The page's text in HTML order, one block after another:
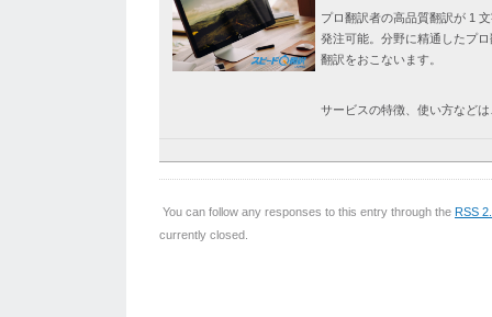
プロ翻訳者の高品質翻訳が 1
発注可能。分野に精通したプ
翻訳をおこないます。
サービスの特徴、使い方など
You can follow any responses to this entry through the RSS
currently closed.